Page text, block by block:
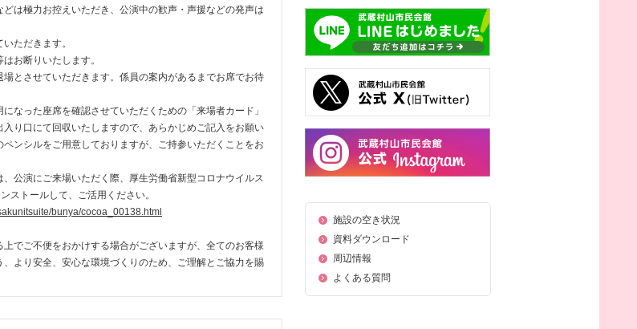
は極力お控えいただき、公演中の歓声・声援などの発声は
ただきます。
お断りいたします。
とさせていただきます。係員の案内があるまでお席でお待
なった座席を確認させていただくための「来場者カード」
り口にて回収いたしますので、あらかじめご記入をお願い
ンシルをご用意しておりますが、ご持参いただくことをお
公演にご来場いただく際、厚生労働省新型コロナウイルス
ストールして、ご活用ください。
bunya/cocoa_00138.html
でご不便をおかけする場合がございますが、全てのお客様
より安全、安心な環境づくりのため、ご理解とご協力を賜
施設の空き状況
資料ダウンロード
周辺情報
よくある質問